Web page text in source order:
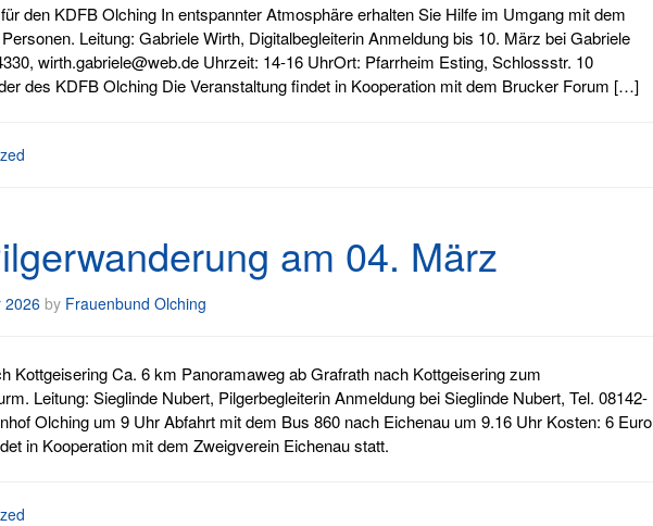
den KDFB Olching In entspannter Atmosphäre erhalten Sie Hilfe im Umgang mit dem
Leitung: Gabriele Wirth, Digitalbegleiterin Anmeldung bis 10. März bei Gabriele
wirth.gabriele@web.de Uhrzeit: 14-16 UhrOrt: Pfarrheim Esting, Schlossstr. 10
des KDFB Olching Die Veranstaltung findet in Kooperation mit dem Brucker Forum […]
am 04. März
2026 by Frauenbund Olching
Kottgeisering Ca. 6 km Panoramaweg ab Grafrath nach Kottgeisering zum
Leitung: Sieglinde Nubert, Pilgerbegleiterin Anmeldung bei Sieglinde Nubert, Tel. 08142-
Olching um 9 Uhr Abfahrt mit dem Bus 860 nach Eichenau um 9.16 Uhr Kosten: 6 Euro
in Kooperation mit dem Zweigverein Eichenau statt.